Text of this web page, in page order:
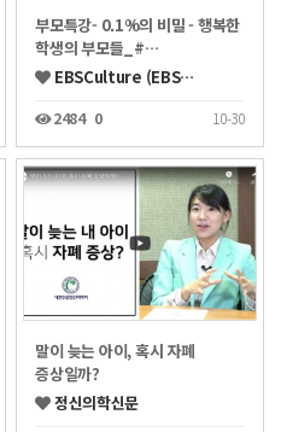
부모특강- 0.1%의 비밀 - 행복한
학생의 부모들_#…
EBSCulture (EBS…
2484 0 10-30
말이 늦는 아이, 혹시 자폐
증상일까?
정신의학신문